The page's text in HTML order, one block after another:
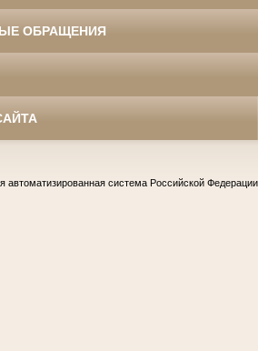
ОБРАЩЕНИЯ
автоматизированная система Российской